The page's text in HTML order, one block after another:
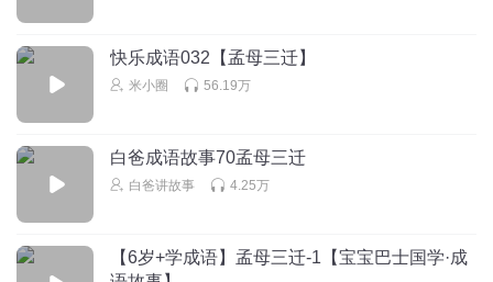
快乐成语032【孟母三迁】
米小圈 56.19万
白爸成语故事70孟母三迁
白爸讲故事 4.25万
【6岁+学成语】孟母三迁-1【宝宝巴士国学·成